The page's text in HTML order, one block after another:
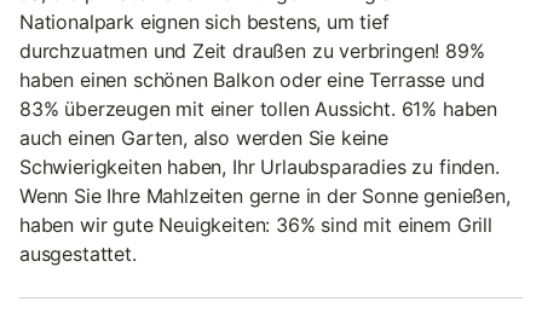
Nationalpark eignen sich bestens, um tief
durchzuatmen und Zeit draußen zu verbringen! 89%
haben einen schönen Balkon oder eine Terrasse und
83% überzeugen mit einer tollen Aussicht. 61% haben
auch einen Garten, also werden Sie keine
Schwierigkeiten haben, Ihr Urlaubsparadies zu finden.
Wenn Sie Ihre Mahlzeiten gerne in der Sonne genießen,
haben wir gute Neuigkeiten: 36% sind mit einem Grill
ausgestattet.